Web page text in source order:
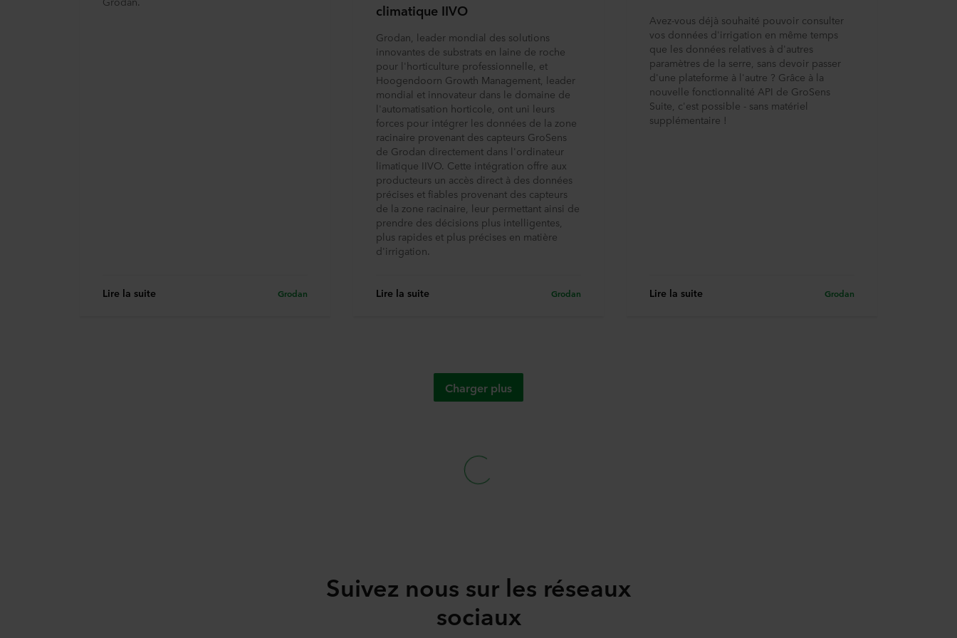
Lire la suite Grodan
climatique IIVO
Grodan, leader mondial des solutions
innovantes de substrats en laine de roche
pour l'horticulture professionnelle, et
Hoogendoorn Growth Management, leader
mondial et innovateur dans le domaine de
l'automatisation horticole, ont uni leurs
forces pour intégrer les données de la zone
racinaire provenant des capteurs GroSens
de Grodan directement dans l'ordinateur
limatique IIVO. Cette intégration offre aux
producteurs un accès direct à des données
précises et fiables provenant des capteurs
de la zone racinaire, leur permettant ainsi de
prendre des décisions plus intelligentes,
plus rapides et plus précises en matière
d'irrigation.
Lire la suite Grodan
Avez-vous déjà souhaité pouvoir consulter
vos données d'irrigation en même temps
que les données relatives à d'autres
paramètres de la serre, sans devoir passer
d'une plateforme à l'autre ? Grâce à la
nouvelle fonctionnalité API de GroSens
Suite, c'est possible - sans matériel
supplémentaire !
Lire la suite Grodan
Charger plus
Grodan et Hoogendoorn annoncent un partenariat pour intégrer les données GroSens sur la zone racinaire dans l'ordinateur climatique IIVO
Visualisez des données GroSens précises et fiables en temps réel dans votre système de gestion de serre existant
Suivez nous sur les réseaux
sociaux